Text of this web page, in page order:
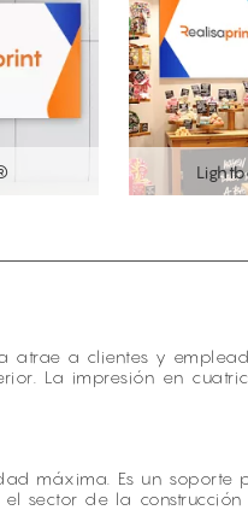
a clientes y
La impresión en
máxima. Es un
el sector de la